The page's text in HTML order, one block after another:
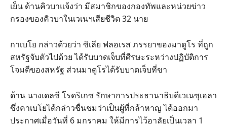
เย็น ด้านคิวบาแจ้งว่า มีสมาชิกของกองทัพและหน่วยข่าว
กรองของคิวบาในเวเนฯเสียชีวิต 32 นาย
กาเบโย กล่าวด้วยว่า ซิเลีย ฟลอเรส ภรรยาของมาดูโร ที่ถูก
สหรัฐจับตัวไปด้วย ได้รับบาดเจ็บที่ศีรษะระหว่างปฏิบัติการ
โจมตีของสหรัฐ ส่วนมาดูโรได้รับบาดเจ็บที่ขา
ด้าน นางเดลซี โรดริเกซ รักษาการประธานาธิบดีเวเนซุเอลา
ซึ่งคาเบโยได้กล่าวชื่นชมว่าเป็นผู้ที่กล้าหาญ ได้ออกมา
ประกาศเมื่อวันที่ 6 มกราคม ให้มีการไว้อาลัยเป็นเวลา 1